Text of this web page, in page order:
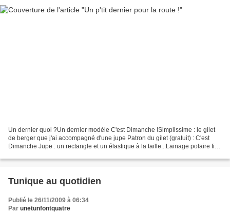
Un dernier quoi ?Un dernier modèle C'est Dimanche !Simplissime : le gilet
de berger que j'ai accompagné d'une jupe Patron du gilet (gratuit) : C'est
Dimanche Jupe : un rectangle et un élastique à la taille...Lainage polaire fin :
Tunique au quotidien
Publié le 26/11/2009 à 06:34
Par unetunfontquatre